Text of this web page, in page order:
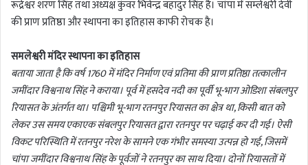
रूद्रेश्वर शरण सिंह तथा अध्यक्ष कुंवर भिवेन्द्र बहादुर सिंह है। चांपा में सम्लेश्वरी देवी
की प्राण प्रतिष्ठा और स्थापना का इतिहास काफी रोचक है।
समलेश्वरी मंदिर स्थापना का इतिहास
बताया जाता है कि वर्ष 1760 में मंदिर निर्माण एवं प्रतिमा की प्राण प्रतिष्ठा तत्कालीन
जमींदार विश्वनाथ सिंह ने कराया। पूर्व में हसदेव नदी का पूर्वी भू-भाग ओडिशा संबलपुर
रियासत के अंतर्गत था। पश्चिमी भू-भाग रतनपुर रियासत का क्षेत्र था, किसी बात को
लेकर उस समय एकाएक संबलपुर रियासत द्वारा रतनपुर पर चढ़ाई कर दी गई। ऐसी
विकट परिस्थिति में रतनपुर नरेश के सामने एक गंभीर समस्या उत्पन्न हो गई, जिसमें
चांपा जमींदार विश्वनाथ सिंह के पूर्वजों ने रतनपुर का साथ दिया। दोनों रियासतों में